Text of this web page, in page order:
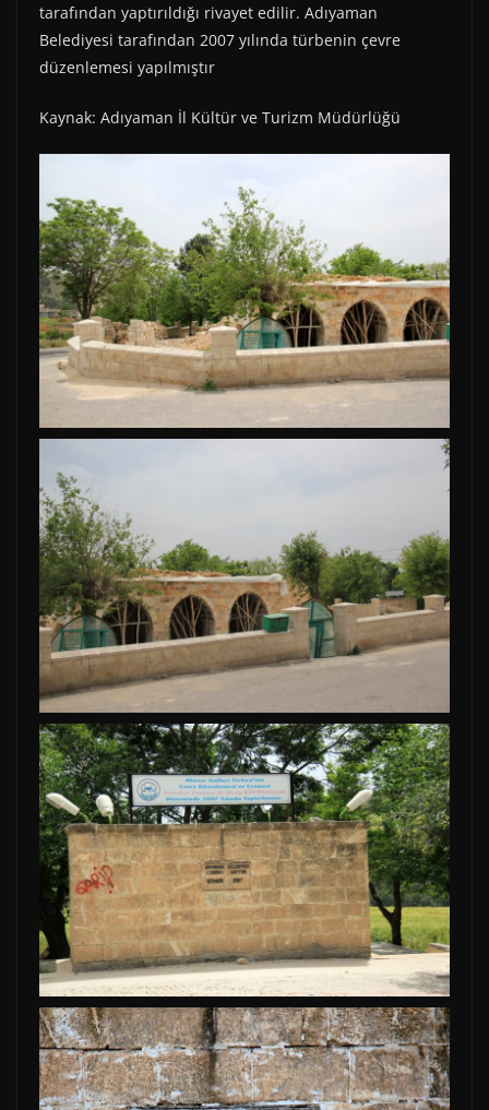
tarafından yaptırıldığı rivayet edilir. Adıyaman
Belediyesi tarafından 2007 yılında türbenin çevre
düzenlemesi yapılmıştır
Kaynak: Adıyaman İl Kültür ve Turizm Müdürlüğü